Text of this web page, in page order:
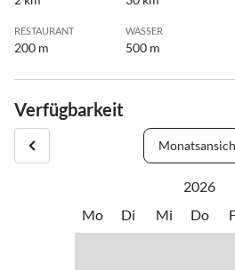
RESTAURANT
200 m
WASSER
500 m
Verfügbarkeit
2026
Mo
Di Mi Do